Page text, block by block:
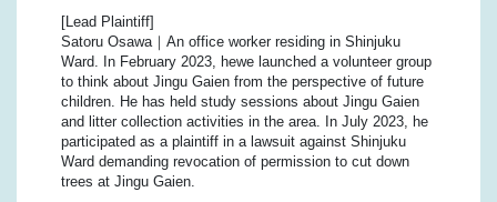
[Lead Plaintiff]
Satoru Osawa｜An office worker residing in Shinjuku
Ward. In February 2023, hewe launched a volunteer group
to think about Jingu Gaien from the perspective of future
children. He has held study sessions about Jingu Gaien
and litter collection activities in the area. In July 2023, he
participated as a plaintiff in a lawsuit against Shinjuku
Ward demanding revocation of permission to cut down
trees at Jingu Gaien.